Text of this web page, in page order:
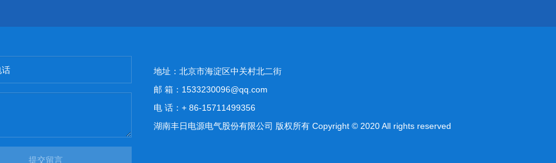
提交留言
地址：北京市海淀区中关村北二街
邮 箱：1533230096@qq.com
电 话：+ 86-15711499356
湖南丰日电源电气股份有限公司 版权所有 Copyright © 2020 All rights reserved